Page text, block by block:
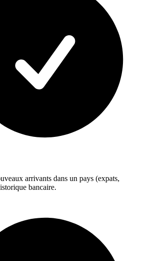
arrivants dans un pays (expats,
bancaire.